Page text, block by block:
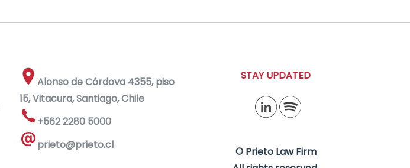
Alonso de Córdova 4355, piso
15, Vitacura, Santiago, Chile
+562 2280 5000
prieto@prieto.cl
STAY UPDATED
© Prieto Law Firm